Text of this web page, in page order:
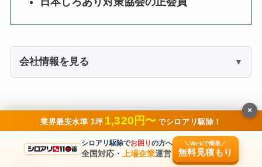
会社情報を見る
FUJILECを利用した方からの口コミ
その日の内に電話がきて、すぐに
業界最安水準 1坪 1,320円〜 でシロアリ駆除！
シロアリ駆除でお困りの方へ
全国対応・ 上場企業運営
＼Webで簡単／
無料見積もり
×